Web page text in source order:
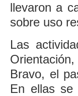
llevaron a
sobre uso
Las
Bravo, el
En ellas se